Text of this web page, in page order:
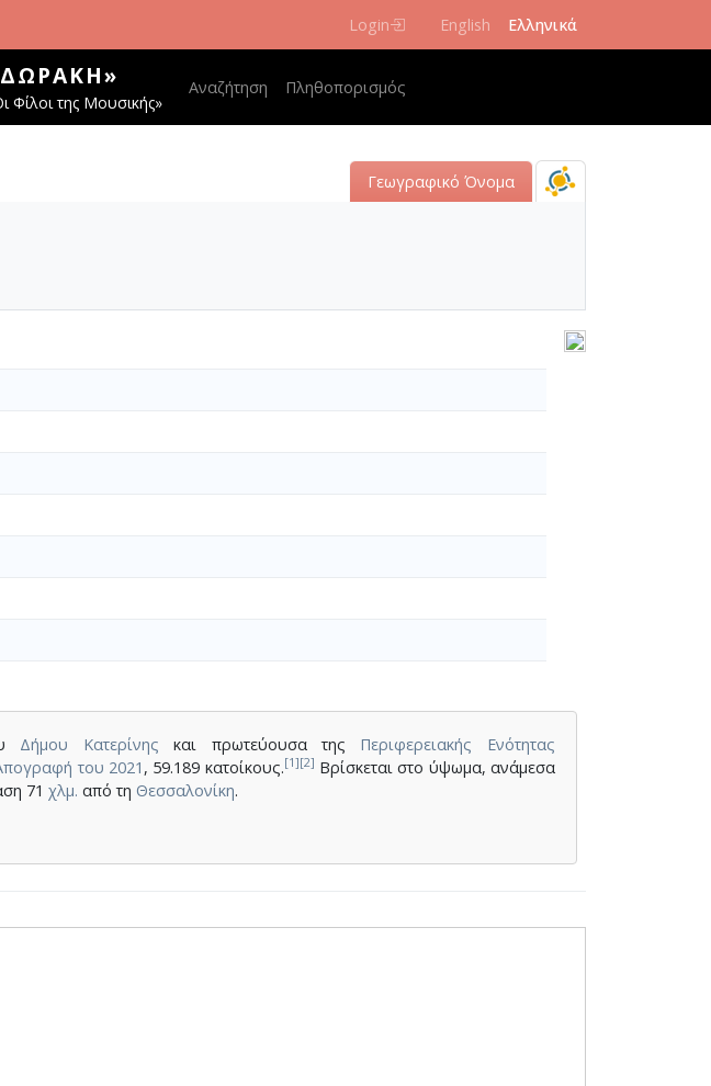
Login English Ελληνικά
Φίλοι της Μουσικής»
Main navigation
Αναζήτηση Πληθοπορισμός
Γεωγραφικό Όνομα
Δήμου Κατερίνης και πρωτεύουσα της Περιφερειακής Ενότητας
του 2021 , 59.189 κατοίκους.[1][2] Βρίσκεται στο ύψωμα, ανάμεσα
71χλμ. από τη Θεσσαλονίκη.